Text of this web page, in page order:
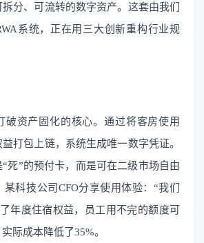
分、可流转的数字资产。这套由我们
系统，正在用三大创新重构行业规
破资产固化的核心。通过将客房使用
打包上链，系统生成唯一数字凭证。
死”的预付卡，而是可在二级市场自由
科技公司CFO分享使用体验：“我们
年度住宿权益，员工用不完的额度可
际成本降低了35%。